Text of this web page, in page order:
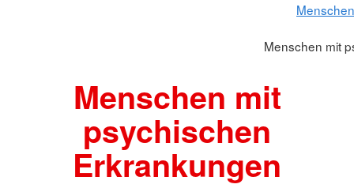
Menschen mit
Menschen mit
psychischen
Erkrankungen